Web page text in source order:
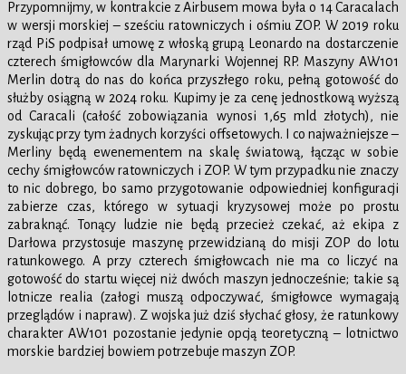
Przypomnijmy, w kontrakcie z Airbusem mowa była o 14 Caracalach
w wersji morskiej – sześciu ratowniczych i ośmiu ZOP. W 2019 roku
rząd PiS podpisał umowę z włoską grupą Leonardo na dostarczenie
czterech śmigłowców dla Marynarki Wojennej RP. Maszyny AW101
Merlin dotrą do nas do końca przyszłego roku, pełną gotowość do
służby osiągną w 2024 roku. Kupimy je za cenę jednostkową wyższą
od Caracali (całość zobowiązania wynosi 1,65 mld złotych), nie
zyskując przy tym żadnych korzyści offsetowych. I co najważniejsze –
Merliny będą ewenementem na skalę światową, łącząc w sobie
cechy śmigłowców ratowniczych i ZOP. W tym przypadku nie znaczy
to nic dobrego, bo samo przygotowanie odpowiedniej konfiguracji
zabierze czas, którego w sytuacji kryzysowej może po prostu
zabraknąć. Tonący ludzie nie będą przecież czekać, aż ekipa z
Darłowa przystosuje maszynę przewidzianą do misji ZOP do lotu
ratunkowego. A przy czterech śmigłowcach nie ma co liczyć na
gotowość do startu więcej niż dwóch maszyn jednocześnie; takie są
lotnicze realia (załogi muszą odpoczywać, śmigłowce wymagają
przeglądów i napraw). Z wojska już dziś słychać głosy, że ratunkowy
charakter AW101 pozostanie jedynie opcją teoretyczną – lotnictwo
morskie bardziej bowiem potrzebuje maszyn ZOP.